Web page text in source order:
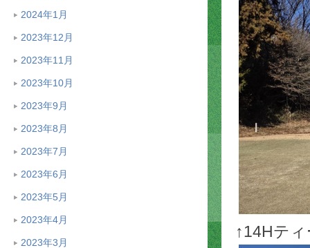
2024年1月
2023年12月
2023年11月
2023年10月
2023年9月
2023年8月
2023年7月
2023年6月
2023年5月
2023年4月
2023年3月
↑14Hテ